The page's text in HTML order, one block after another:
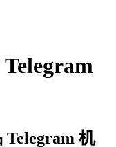
Telegram 机